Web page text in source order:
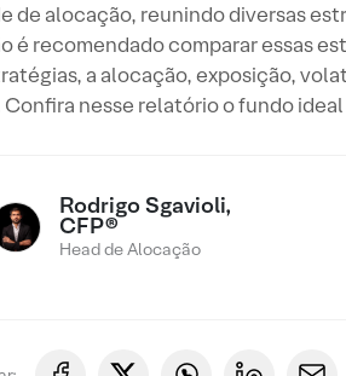
alocação, reunindo diversas
recomendado comparar essas
a alocação, exposição,
nesse relatório o fundo
Rodrigo Sgavioli,
CFP®
Head de Alocação